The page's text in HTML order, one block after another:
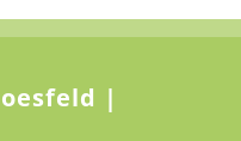
|